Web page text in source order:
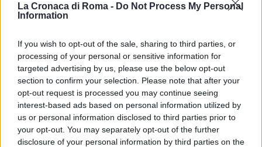
La Cronaca di Roma - Do Not Process My Personal
Information
If you wish to opt-out of the sale, sharing to third parties, or
processing of your personal or sensitive information for
targeted advertising by us, please use the below opt-out
section to confirm your selection. Please note that after your
opt-out request is processed you may continue seeing
interest-based ads based on personal information utilized by
us or personal information disclosed to third parties prior to
your opt-out. You may separately opt-out of the further
disclosure of your personal information by third parties on the
Spedizione punitiva al San
Camillo: coniugi massacrati da
25 rom
20 Settembre 2022 - 12:38Villani
Spedizione punitiva al San Camillo. All'origine
dell'episodio una lite per motivi di vicinato